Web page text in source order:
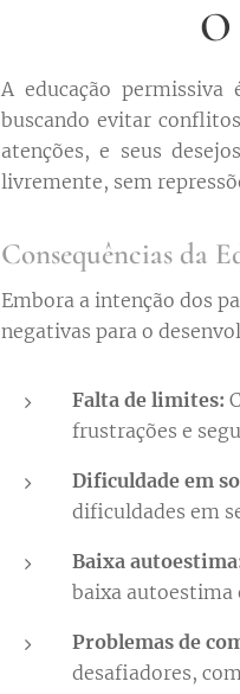
O
A educação
buscando evitar
atenções, e seus
livremente, sem
Consequências da
Embora a intenção dos
negativas para o
Falta de limites:
frustrações e
Dificuldade em
dificuldades em
Baixa
baixa autoestima
Problemas de
desafiadores,